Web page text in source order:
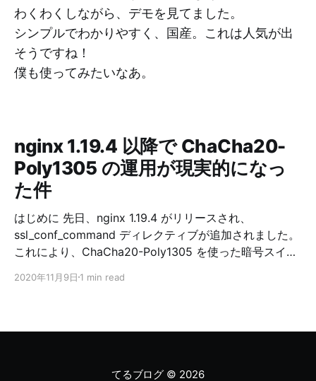
わくわくしながら、デモを見てました。
シンプルでわかりやすく、国産。これは人気が出
そうですね！
僕も使ってみたいなあ。
nginx 1.19.4 以降で ChaCha20-
Poly1305 の運用が現実的になっ
た件
はじめに 先日、nginx 1.19.4 がリリースされ、
ssl_conf_command ディレクティブが追加されました。
これにより、ChaCha20-Poly1305 を使った暗号スイー
の概要 RFC 7905 (2016/06) より、TLS における
以降で利用可能です。 ChaCha20-Poly1305 は、ストリ
る Poly1305 を組み合わせた、認証付き暗号です。
2020年11月9日 1 min read
てるブログ© 2026